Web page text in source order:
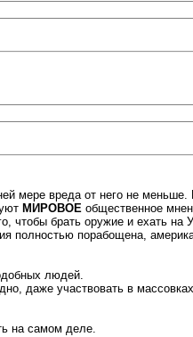
мере вреда от него не
МИРОВОЕ общественное
чтобы брать оружие и ехать на
полностью порабощена,
людей.
даже участвовать в
на самом деле.